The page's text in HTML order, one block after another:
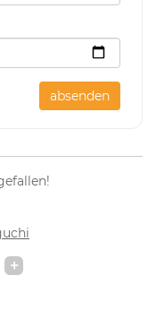
absenden